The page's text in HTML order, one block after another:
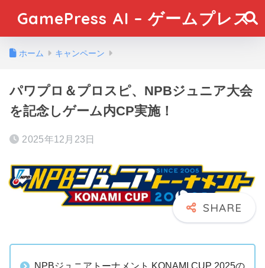
GamePress AI – ゲームプレス
ホーム キャンペーン
パワプロ＆プロスピ、NPBジュニア大会
を記念しゲーム内CP実施！
2025年12月23日